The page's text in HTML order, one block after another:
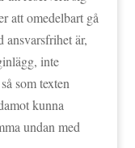
att omedelbart gå
ansvarsfrihet är,
inte
som texten
kunna
undan med